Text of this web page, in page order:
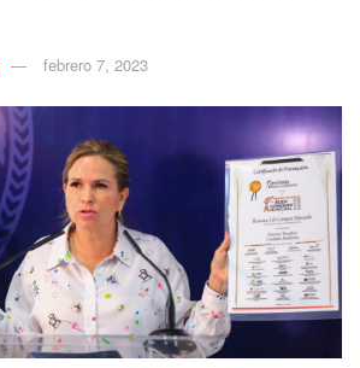
febrero 7, 2023